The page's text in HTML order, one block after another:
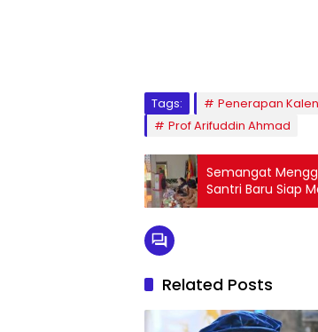
Tags: Penerapan
Prof Arifuddin Ahmad
Semangat
Santri Baru Siap
Related Posts